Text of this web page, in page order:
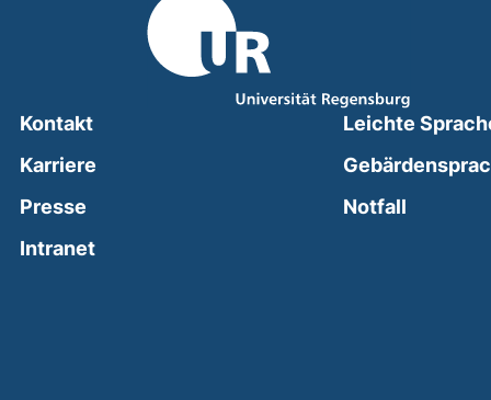
Kontakt
Karriere
Presse
Intranet(external link, opens in a new window)
Leichte
Notfall